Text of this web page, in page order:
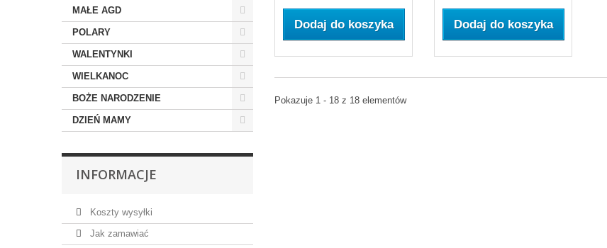
MAŁE AGD
POLARY
WALENTYNKI
WIELKANOC
BOŻE NARODZENIE
DZIEŃ MAMY
INFORMACJE
Koszty wysyłki
Jak zamawiać
Dodaj do koszyka Dodaj do koszyka
Pokazuje 1 - 18 z 18 elementów